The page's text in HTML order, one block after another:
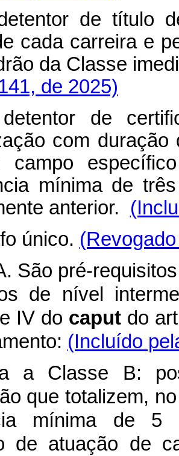
de título
cada carreira e
da Classe
de 2025)
de
com
campo
mínima de
anterior.
único.
São pré-
de nível
IV do caput do
(Incluído
a Classe B:
que totalizem,
mínima de 5
de atuação de